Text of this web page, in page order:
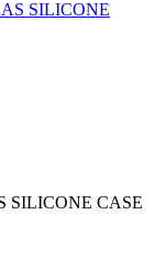
SILICONE CASE